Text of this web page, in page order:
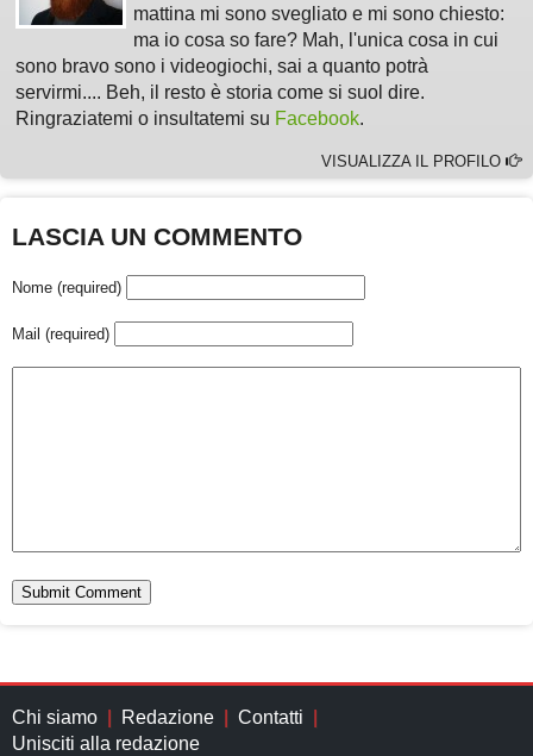
mattina mi sono svegliato e mi sono chiesto:
ma io cosa so fare? Mah, l'unica cosa in cui
sono bravo sono i videogiochi, sai a quanto potrà
servirmi.... Beh, il resto è storia come si suol dire.
Ringraziatemi o insultatemi su Facebook.
VISUALIZZA IL PROFILO
LASCIA UN COMMENTO
Nome (required)
Mail (required)
Chi siamo Redazione
Contatti
Unisciti alla redazione